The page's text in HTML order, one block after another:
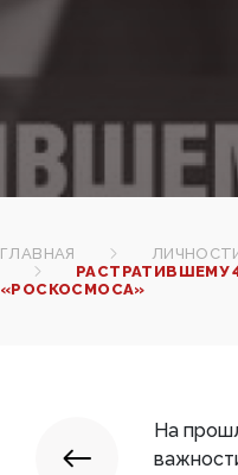
ГЛАВНАЯ
РАСТРАТИВШЕМУ
«РОСКОСМОСА»
На